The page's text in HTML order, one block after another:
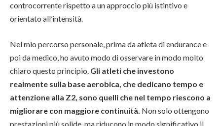
controcorrente rispetto a un approccio più istintivo e
orientato all’intensità.
Nel mio percorso personale, prima da atleta di endurance e
poi da medico, ho avuto modo di osservare in modo molto
chiaro questo principio. Gli atleti che investono
realmente sulla base aerobica, che dedicano tempo e
attenzione alla Z2, sono quelli che nel tempo riescono a
migliorare con maggiore continuità. Non solo ottengono
prestazioni più solide, ma riducono in modo significativo il